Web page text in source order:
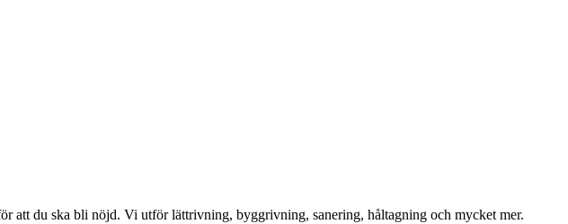
du ska bli nöjd. Vi utför lättrivning, byggrivning, sanering, håltagning och mycket mer.